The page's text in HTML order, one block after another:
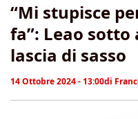
“Mi stupisce
fa”: Leao sotto
lascia di sasso
14 Ottobre 2024 - 13:00di